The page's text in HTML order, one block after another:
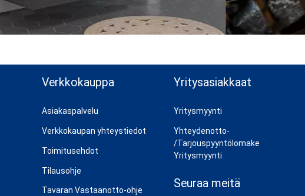
Verkkokauppa
Asiakaspalvelu
Verkkokaupan yhteystiedot
Toimitusehdot
Tilausohje
Tavaran Vastaanotto-ohje
Yritysasiakkaat
Yritysmyynti
Yhteydenotto-
/Tarjouspyyntölomake
Yritysmyynti
Seuraa meitä